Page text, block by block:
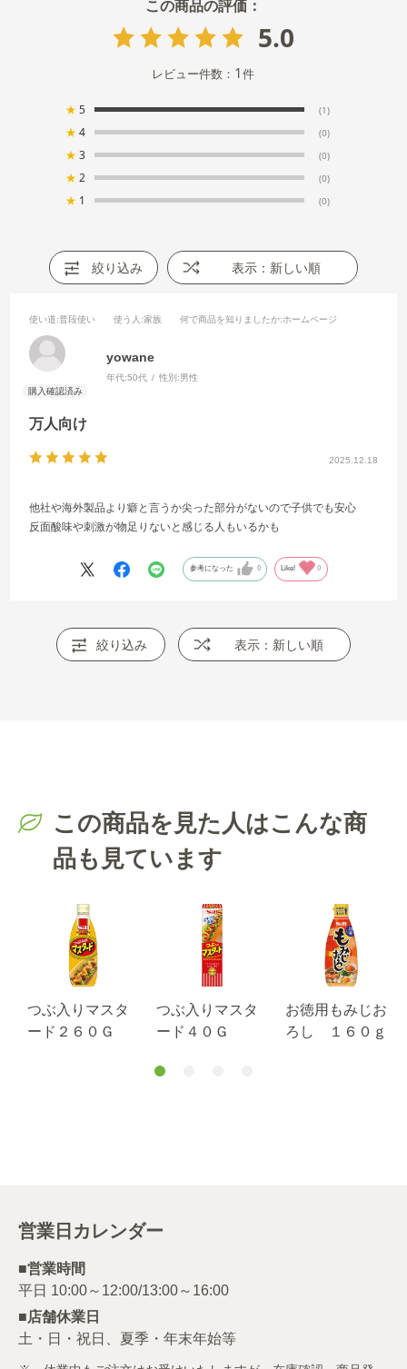
5.0
レビュー件数： 1件
★ 5 (1)
★ 4 (0)
★ 3 (0)
★ 2 (0)
★ 1 (0)
絞り込み 表示：新しい順
2025.12.18
万人向け
使い道:普段使い 使う人 :家族 何で商品を知りましたか:ホームページ
yowane
年代:50代 性別:男性
他社や海外製品より癖と言うか尖った部分がないので子供でも安心
反面酸味や刺激が物足りないと感じる人もいるかも
参考になった 0 Like! 0
絞り込み 表示：新しい順
この商品を見た人はこんな商
品も見ています
つぶ入りマスタ
ード２６０Ｇ
つぶ入りマスタ
ード４０Ｇ
お徳用もみじお
ろし １６０ｇ
営業日カレンダー
■営業時間
■店舗休業日
土・日・祝日、夏季・年末年始等